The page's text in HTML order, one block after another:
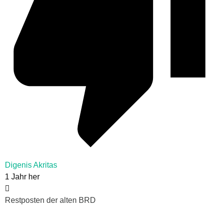
Digenis Akritas
1 Jahr her
Restposten der alten BRD